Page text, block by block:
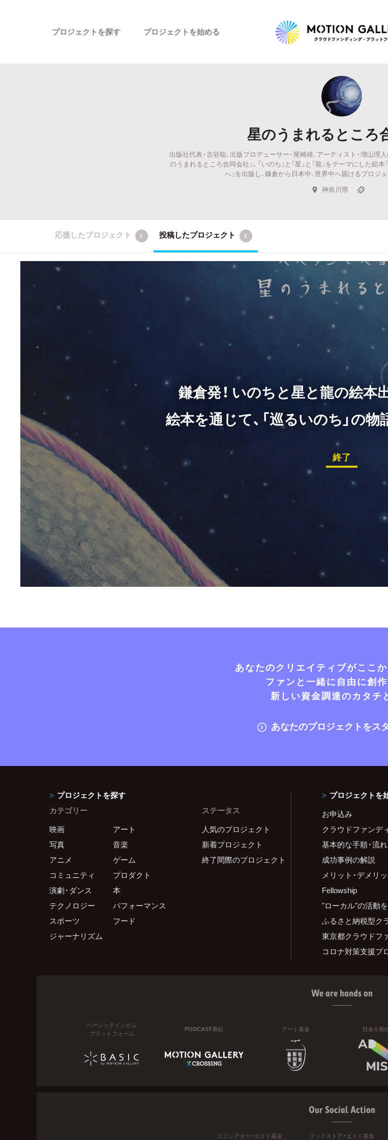
プロジェクトを探す
Highlight
新着プロジェクト
Feature
カテゴリーから探す タグから探す キュレーターから探す
Legendary
プロジェクトを始める
星のうまれるところ
出版社代表・古谷聡、出版プロデューサー・尾崎靖、アーティスト・増山理
のうまれるところ合同会社」。「いのち」と「星」と「龍」をテーマにした
へ」を出版し、鎌倉から日本中、世界中へ届けるプロジ
神奈川県
応援したプロジェクト 1 投稿したプロジェクト 1
鎌倉発！ いのちと星と龍の絵本
絵本を通じて、「巡るいのち」の
終了
あなたのクリエイティブがここ
ファンと一緒に自由に創
新しい資金調達のカタチ
あなたのプロジェクトをス
プロジェクトを探す
カテゴリー
映画
アート
写真
音楽
アニメ
ゲーム
コミュニティ
プロダクト
演劇・ダンス
本
テクノロジー
パフォーマンス
スポーツ
フード
ジャーナリズム
ステータス
人気のプロジェクト
新着プロジェクト
終了間際のプロジェクト
プロジェクトを
お申込み
クラウドファンデ
基本的な手順・流れ
成功事例の解説
メリット・デメリ
Fellowship
"ローカル"の活動
ふるさと納税型ク
東京都クラウドフ
コロナ対策支援プ
We are hands on
ベーシックインカム
プラットフォーム
PODCAST番組 アート基金 社会を動
Our Social Action
ミニシアター・エイド基金 ブックストア・エイド基金